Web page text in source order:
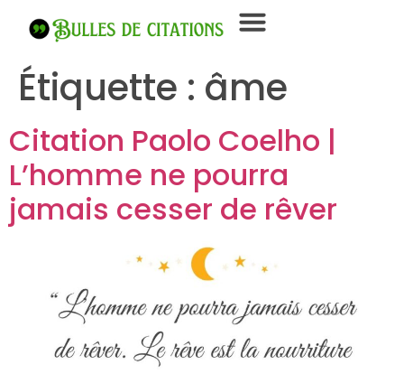
Étiquette : âme
Citation Paolo Coelho |
L’homme ne pourra
jamais cesser de rêver